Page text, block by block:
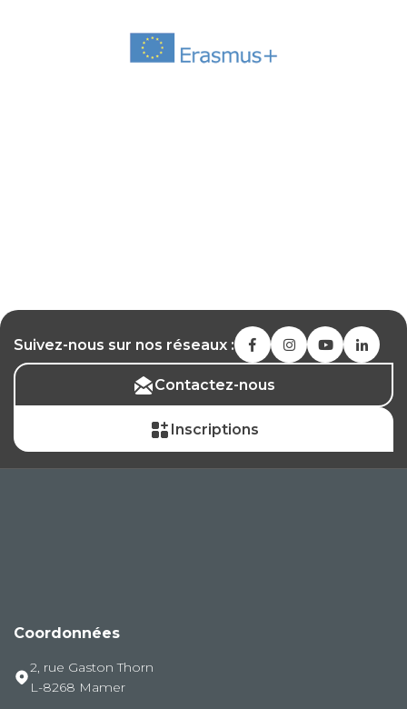
Suivez-nous sur nos réseaux :
Contactez-nous
Inscriptions
Coordonnées
2, rue Gaston Thorn
L-8268 Mamer